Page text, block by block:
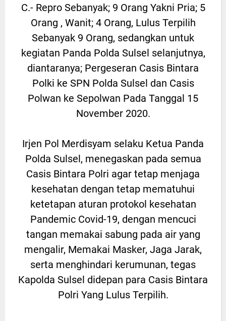
C.- Repro Sebanyak; 9 Orang Yakni Pria; 5
Orang , Wanit; 4 Orang, Lulus Terpilih
Sebanyak 9 Orang, sedangkan untuk
kegiatan Panda Polda Sulsel selanjutnya,
diantaranya; Pergeseran Casis Bintara
Polki ke SPN Polda Sulsel dan Casis
Polwan ke Sepolwan Pada Tanggal 15
November 2020.
Irjen Pol Merdisyam selaku Ketua Panda
Polda Sulsel, menegaskan pada semua
Casis Bintara Polri agar tetap menjaga
kesehatan dengan tetap mematuhui
ketetapan aturan protokol kesehatan
Pandemic Covid-19, dengan mencuci
tangan memakai sabung pada air yang
mengalir, Memakai Masker, Jaga Jarak,
serta menghindari kerumunan, tegas
Kapolda Sulsel didepan para Casis Bintara
Polri Yang Lulus Terpilih.